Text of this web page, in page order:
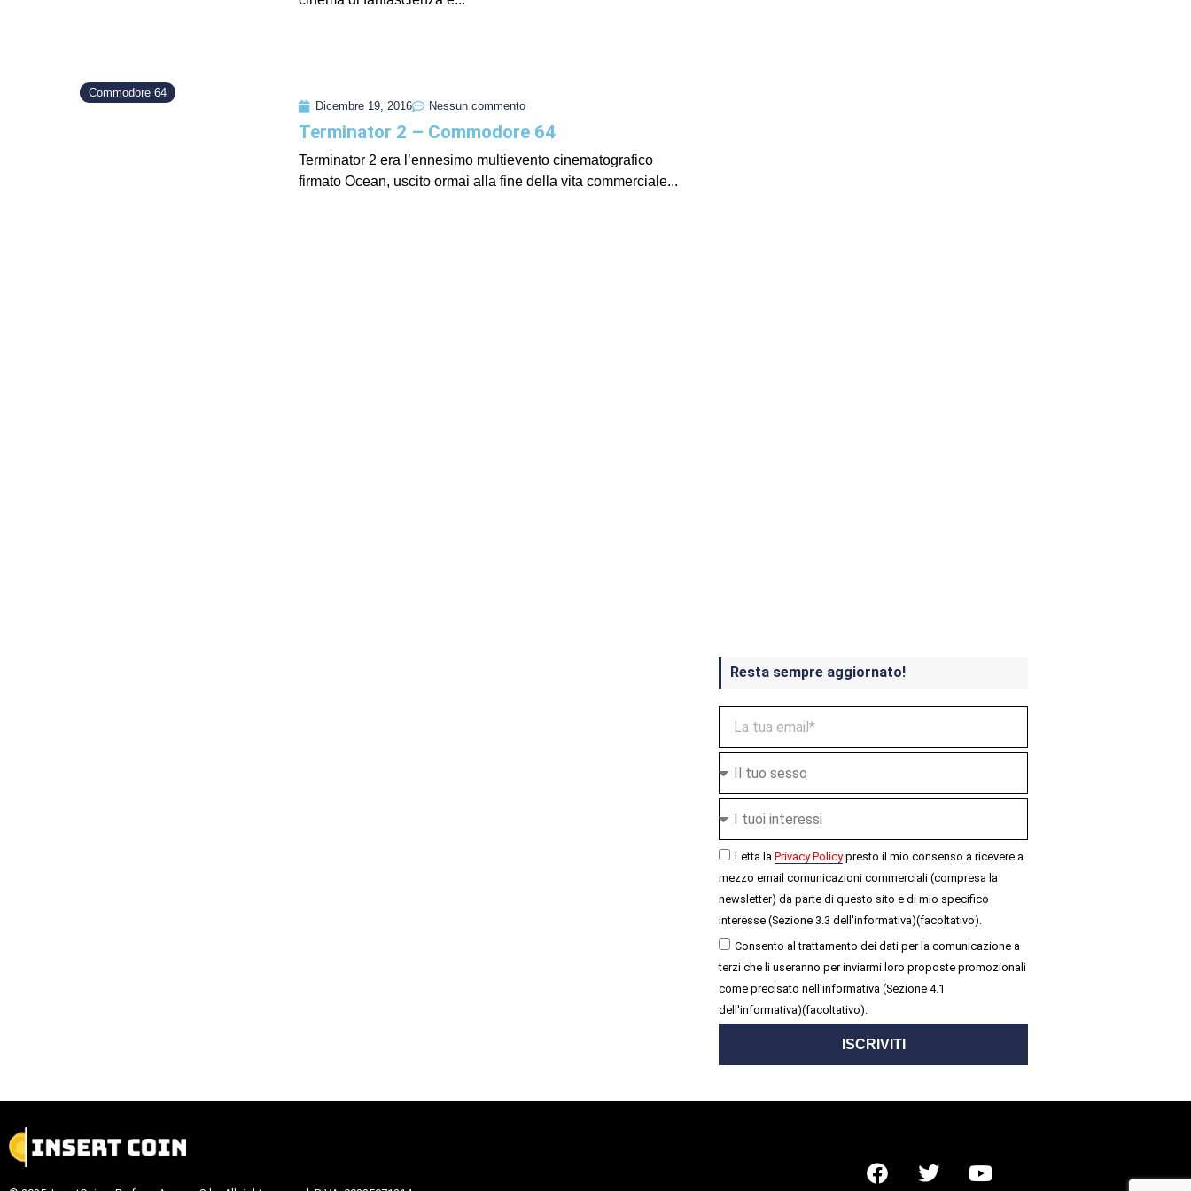
Commodore 64
Dicembre 19, 2016
Nessun commento
Terminator 2 – Commodore 64
Terminator 2 era l’ennesimo multievento cinematografico
firmato Ocean, uscito ormai alla fine della vita commerciale...
Resta sempre aggiornato!
Letta la Privacy Policypresto il mio consenso a ricevere a
mezzo email comunicazioni commerciali (compresa la
newsletter) da parte di questo sito e di mio specifico
interesse (Sezione 3.3 dell'informativa)(facoltativo).
Consento al trattamento dei dati per la comunicazione a
terzi che li useranno per inviarmi loro proposte promozionali
come precisato nell'informativa (Sezione 4.1
dell'informativa)(facoltativo).
ISCRIVITI